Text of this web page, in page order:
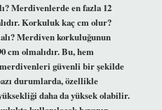
Merdivenlerde en fazla 12
Korkuluk kaç cm olur?
Merdiven korkuluğunun
olmalıdır. Bu, hem
güvenli bir şekilde
durumlarda, özellikle
daha da yüksek olabilir.